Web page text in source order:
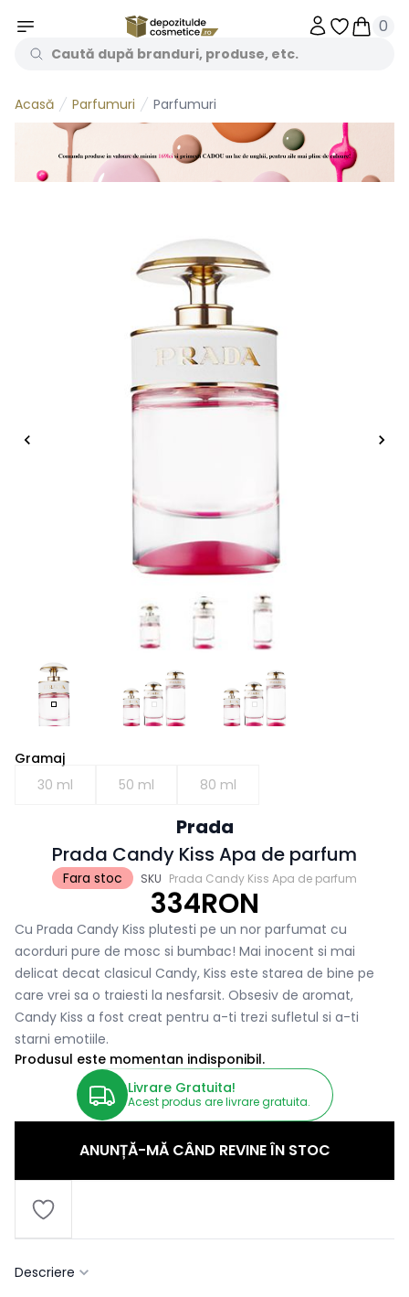
Obiecte
0
Acasă Parfumuri Parfumuri
Fara stoc SKU Prada Candy Kiss Apa de parfum
Prada
Prada Candy Kiss Apa de parfum
334RON
Cu Prada Candy Kiss plutesti pe un nor parfumat cu
acorduri pure de mosc si bumbac! Mai inocent si mai
delicat decat clasicul Candy, Kiss este starea de bine pe
care vrei sa o traiesti la nesfarsit. Obsesiv de aromat,
Candy Kiss a fost creat pentru a-ti trezi sufletul si a-ti
starni emotiile.
Produsul este momentan indisponibil.
Livrare Gratuita!
Acest produs are livrare gratuita.
Gramaj
30 ml
50 ml 80 ml
ANUNȚĂ-MĂ CÂND REVINE ÎN STOC
Descriere